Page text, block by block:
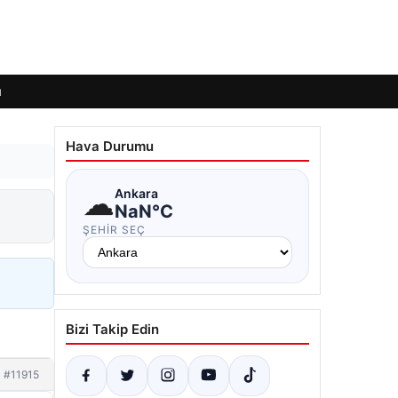
#11915
Hava Durumu
☁Ankara
NaN°C
ŞEHIR SEÇ
Bizi Takip Edin